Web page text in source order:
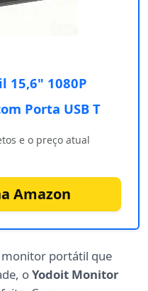
15,6" 1080P
Porta USB T
e o preço atual
Amazon
monitor portátil que
oYodoit Monitor